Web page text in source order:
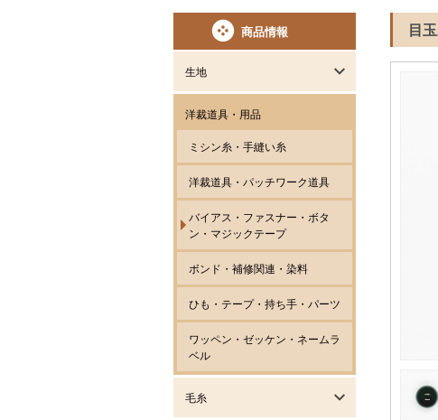
目
商品情報
生地
洋裁道具・用品
ミシン糸・手縫い糸
洋裁道具・パッチワーク道具
バイアス・ファスナー・ボタ
ン・マジックテープ
ボンド・補修関連・染料
ひも・テープ・持ち手・パーツ
ワッペン・ゼッケン・ネームラ
ベル
毛糸